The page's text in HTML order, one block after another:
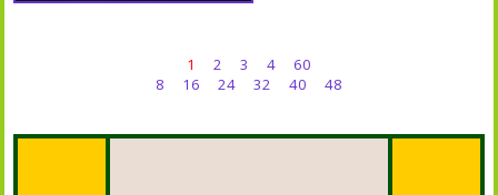
1 2 3 4
60
8
16 24 32 40 48